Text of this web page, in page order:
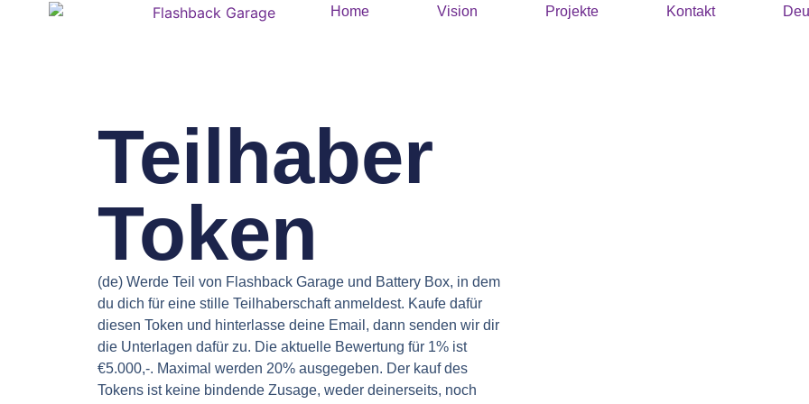
Home Vision Projekte Kontakt
Teilhaber
Token
(de) Werde Teil von Flashback Garage und Battery Box, in dem
du dich für eine stille Teilhaberschaft anmeldest. Kaufe dafür
diesen Token und hinterlasse deine Email, dann senden wir dir
die Unterlagen dafür zu. Die aktuelle Bewertung für 1% ist
€5.000,-. Maximal werden 20% ausgegeben. Der kauf des
Tokens ist keine bindende Zusage, weder deinerseits, noch